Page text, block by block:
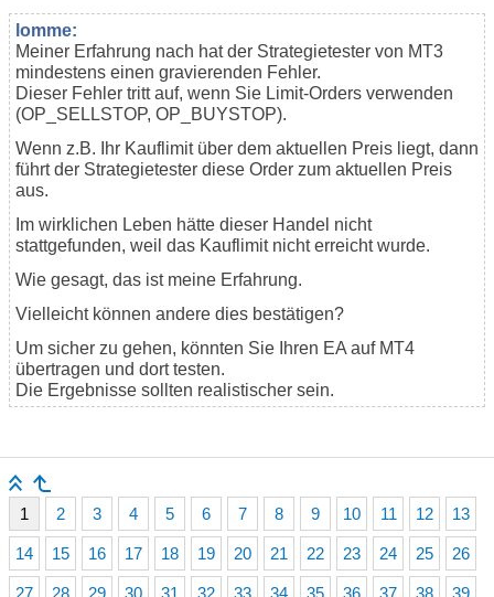
lomme:
Meiner Erfahrung nach hat der Strategietester von MT3
mindestens einen gravierenden Fehler.
Dieser Fehler tritt auf, wenn Sie Limit-Orders verwenden
(OP_SELLSTOP, OP_BUYSTOP).
Wenn z.B. Ihr Kauflimit über dem aktuellen Preis liegt, dann
führt der Strategietester diese Order zum aktuellen Preis
aus.
Im wirklichen Leben hätte dieser Handel nicht
stattgefunden, weil das Kauflimit nicht erreicht wurde.
Wie gesagt, das ist meine Erfahrung.
Vielleicht können andere dies bestätigen?
Um sicher zu gehen, könnten Sie Ihren EA auf MT4
übertragen und dort testen.
Die Ergebnisse sollten realistischer sein.
1 2 3 4 5 6 7 8 9 10 11 12 13
14 15 16 17 18 19 20 21 22 23 24 25 26
27 28 29 30 31 32 33 34 35 36 37 38 39